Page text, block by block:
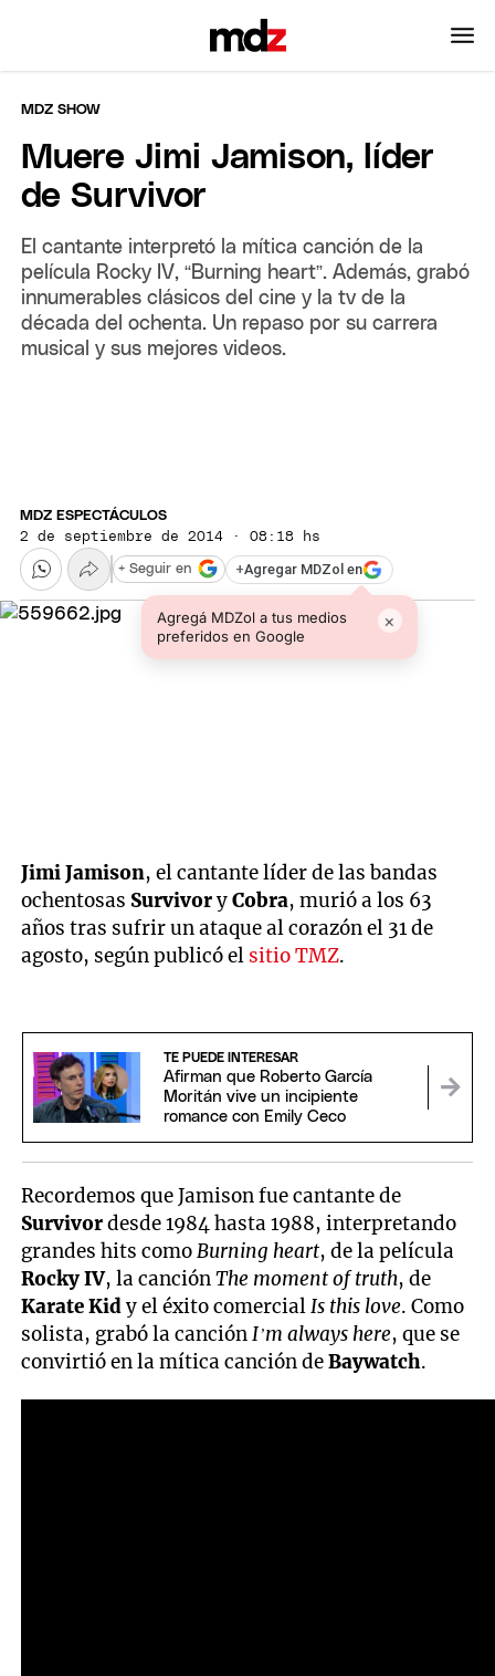
MDZ SHOW
Muere Jimi Jamison, líder
de Survivor
El cantante interpretó la mítica canción de la
película Rocky IV, “Burning heart”. Además, grabó
innumerables clásicos del cine y la tv de la
década del ochenta. Un repaso por su carrera
musical y sus mejores videos.
MDZ ESPECTÁCULOS
2 de septiembre de 2014 · 08:18 hs
+Agregar MDZol en
Agregá MDZol a tus medios
preferidos en Google
×
+ Seguir en
Jimi Jamison, el cantante líder de las bandas
ochentosas SurvivoryCobra, murió a los 63
años tras sufrir un ataque al corazón el 31 de
agosto, según publicó el sitio TMZ.
TE PUEDE INTERESAR
Afirman que Roberto García
Moritán vive un incipiente
romance con Emily Ceco
Recordemos que Jamison fue cantante de
Survivordesde 1984 hasta 1988, interpretando
grandes hits comoBurning heart, de la película
Rocky IV, la canciónThe moment of truth, de
Karate Kidy el éxito comercialIs this love. Como
solista, grabó la canciónI’m always here, que se
convirtió en la mítica canción deBaywatch.